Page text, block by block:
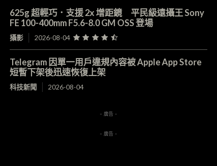
625g 超輕巧．支援 2x 增距鏡 平民級遠攝王 Sony
FE 100-400mm F5.6-8.0 GM OSS 登場
攝影 2026-08-04
Telegram 因單一用戶違規內容被 Apple App Store
短暫下架後迅速恢復上架
科技新聞 2026-08-04
- 廣告 -
- 廣告 -